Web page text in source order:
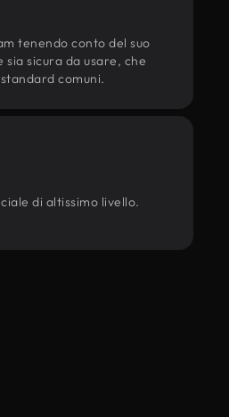
tenendo conto del suo
sicura da usare, che
comuni.
di altissimo livello.